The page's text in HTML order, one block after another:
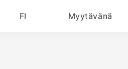
FI Myytävänä